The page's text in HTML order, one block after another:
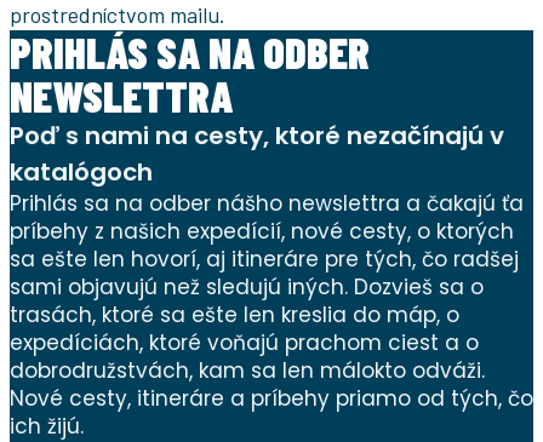
prostredníctvom mailu.
PRIHLÁS SA NA ODBER
NEWSLETTRA
Poď s nami na cesty, ktoré nezačínajú v
katalógoch
Prihlás sa na odber nášho newslettra a čakajú ťa
príbehy z našich expedícií, nové cesty, o ktorých
sa ešte len hovorí, aj itineráre pre tých, čo radšej
sami objavujú než sledujú iných. Dozvieš sa o
trasách, ktoré sa ešte len kreslia do máp, o
expedíciách, ktoré voňajú prachom ciest a o
dobrodružstvách, kam sa len málokto odváži.
Nové cesty, itineráre a príbehy priamo od tých, čo
ich žijú.